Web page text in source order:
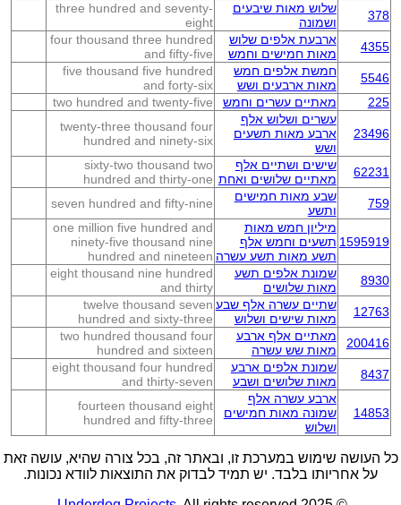
378
שלוש מאות שיבעים
ושמונה
three hundred and seventy-
eight
4355
ארבעת אלפים שלוש
מאות חמישים וחמש
four thousand three hundred
and fifty-five
5546
חמשת אלפים חמש
מאות ארבעים ושש
five thousand five hundred
and forty-six
225
מאתיים עשרים וחמש two hundred and twenty-five
23496
עשרים ושלוש אלף
ארבע מאות תשעים
ושש
twenty-three thousand four
hundred and ninety-six
62231
שישים ושתיים אלף
מאתיים שלושים ואחת
sixty-two thousand two
hundred and thirty-one
759
שבע מאות חמישים
ותשע
seven hundred and fifty-nine
1595919
מיליון חמש מאות
תשעים וחמש אלף
תשע מאות תשע עשרה
one million five hundred and
ninety-five thousand nine
hundred and nineteen
8930
שמונת אלפים תשע
מאות שלושים
eight thousand nine hundred
and thirty
12763
שתיים עשרה אלף שבע
מאות שישים ושלוש
twelve thousand seven
hundred and sixty-three
200416
מאתיים אלף ארבע
מאות שש עשרה
two hundred thousand four
hundred and sixteen
8437
שמונת אלפים ארבע
מאות שלושים ושבע
eight thousand four hundred
and thirty-seven
14853
ארבע עשרה אלף
שמונה מאות חמישים
ושלוש
fourteen thousand eight
hundred and fifty-three
כל העושה שימוש במערכת זו, ובאתר זה, בכל צורה שהיא, עושה זאת
על אחריותו בלבד. יש תמיד לבדוק את התוצאות לוודא נכונות.